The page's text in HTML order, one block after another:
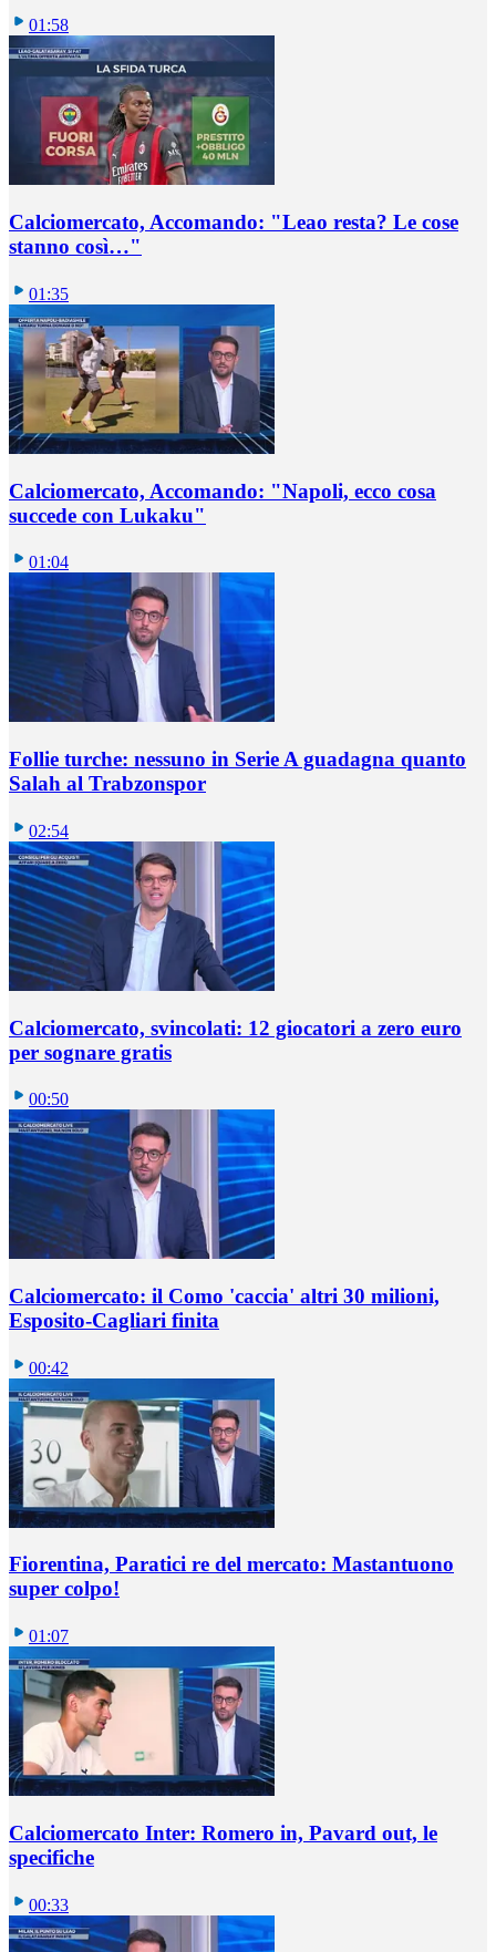
01:58
Calciomercato, Accomando: "Leao resta? Le cose
stanno così…"
01:35
Calciomercato, Accomando: "Napoli, ecco cosa
succede con Lukaku"
01:04
Follie turche: nessuno in Serie A guadagna quanto
Salah al Trabzonspor
02:54
Calciomercato, svincolati: 12 giocatori a zero euro
per sognare gratis
00:50
Calciomercato: il Como 'caccia' altri 30 milioni,
Esposito-Cagliari finita
00:42
Fiorentina, Paratici re del mercato: Mastantuono
super colpo!
01:07
Calciomercato Inter: Romero in, Pavard out, le
specifiche
00:33